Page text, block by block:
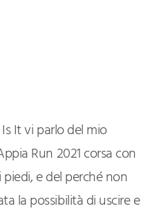
It vi parlo del mio
Run 2021 corsa con
e del perché non
la possibilità di uscire e